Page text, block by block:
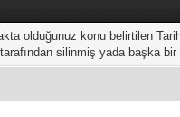
olduğunuz konu belirtilen
silinmiş yada başka bir